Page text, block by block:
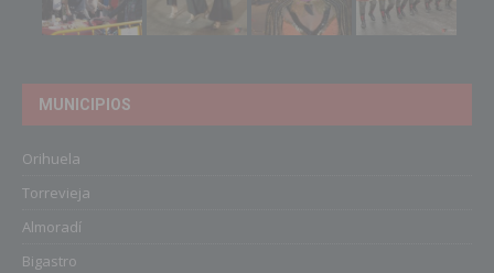
MUNICIPIOS
Orihuela
Torrevieja
Almoradí
Bigastro